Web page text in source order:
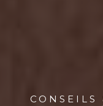
CONSEILS